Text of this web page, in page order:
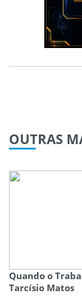
OUTRAS
Quando o
Tarcísio Matos